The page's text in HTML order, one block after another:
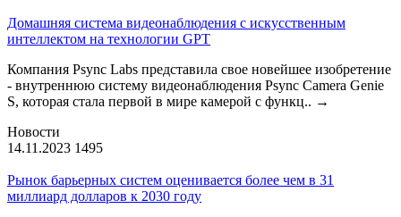
Домашняя система видеонаблюдения с искусственным
интеллектом на технологии GPT
Компания Psync Labs представила свое новейшее изобретение
- внутреннюю систему видеонаблюдения Psync Camera Genie
S, которая стала первой в мире камерой с функц.. →
Новости
14.11.2023 1495
Рынок барьерных систем оценивается более чем в 31
миллиард долларов к 2030 году